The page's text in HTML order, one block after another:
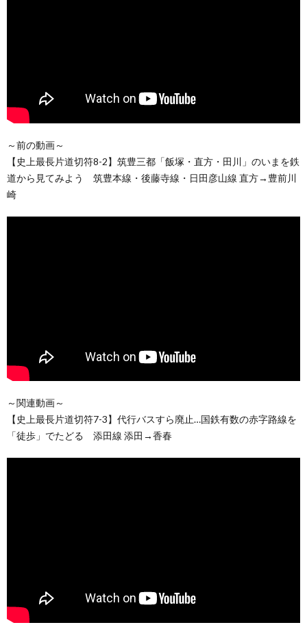
～前の動画～
【史上最長片道切符8-2】筑豊三都「飯塚・直方・田川」のいまを鉄
道から見てみよう 筑豊本線・後藤寺線・日田彦山線 直方→豊前川
崎
～関連動画～
【史上最長片道切符7-3】代行バスすら廃止…国鉄有数の赤字路線を
「徒歩」でたどる 添田線 添田→香春